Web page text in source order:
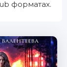
форматах.